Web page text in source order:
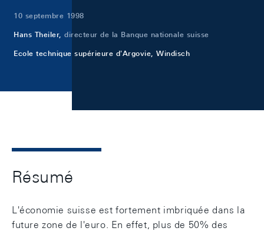
10 septembre 1998
Hans Theiler, directeur de la Banque nationale suisse
Ecole technique supérieure d'Argovie, Windisch
Résumé
L'économie suisse est fortement imbriquée dans la
future zone de l'euro. En effet, plus de 50% des